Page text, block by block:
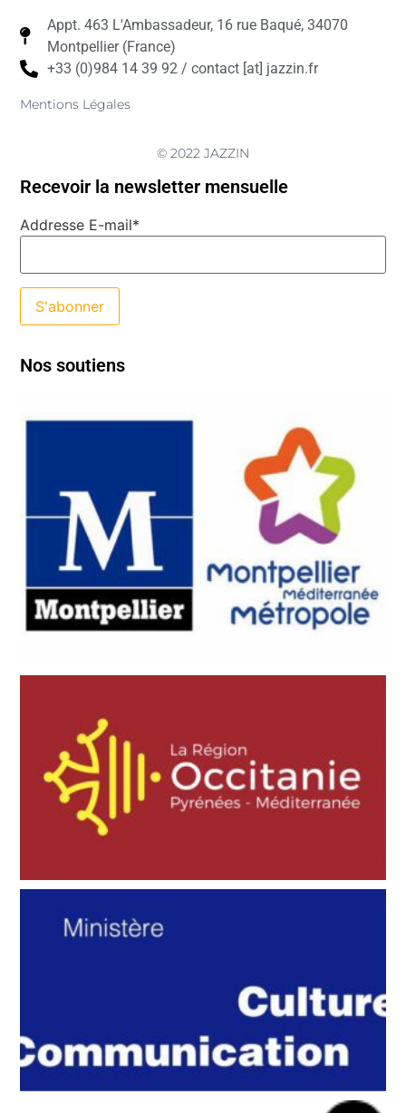
Appt. 463 L'Ambassadeur, 16 rue Baqué, 34070
Montpellier (France)
+33 (0)984 14 39 92 / contact [at] jazzin.fr
Mentions Légales
© 2022 JAZZIN
Recevoir la newsletter mensuelle
Addresse E-mail*
Nos soutiens